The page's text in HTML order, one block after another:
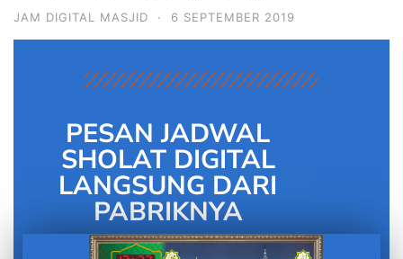
JAM DIGITAL MASJID · 6 SEPTEMBER 2019
PESAN JADWAL
SHOLAT DIGITAL
LANGSUNG DARI
PABRIKNYA